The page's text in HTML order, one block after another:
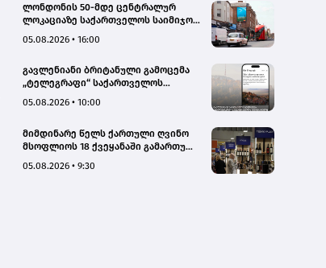
დარსალია
ლონდონის 50-მდე ცენტრალურ
ლოკაციაზე საქართველოს საიმიჯო
05.08.2026 • 16:00
გავლენიანი ბრიტანული გამოცემა
„ტელეგრაფი“ საქართველოს
სტატიების ციკლს აქვეყნებს
05.08.2026 • 10:00
მიმდინარე წელს ქართული ღვინო
მსოფლიოს 18 ქვეყანაში გამართულ
წარმოდგენილი
05.08.2026 • 9:30